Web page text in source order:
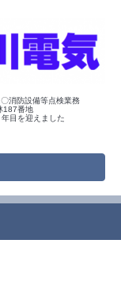
消防設備等点検業務
187番地
目を迎えました